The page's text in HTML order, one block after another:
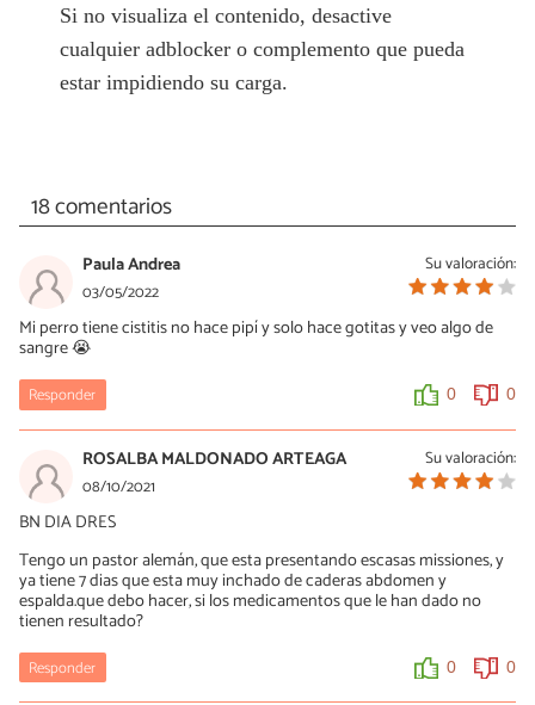
Si no visualiza el contenido, desactive
cualquier adblocker o complemento que pueda
estar impidiendo su carga.
18 comentarios
Su valoración:
Paula Andrea
03/05/2022
Mi perro tiene cistitis no hace pipí y solo hace gotitas y veo algo de
sangre 😭
Responder 0 0
Su valoración:
ROSALBA MALDONADO ARTEAGA
08/10/2021
BN DIA DRES
Tengo un pastor alemán, que esta presentando escasas missiones, y
ya tiene 7 dias que esta muy inchado de caderas abdomen y
espalda.que debo hacer, si los medicamentos que le han dado no
tienen resultado?
Responder 0 0